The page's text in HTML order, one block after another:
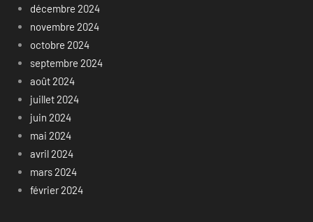
décembre 2024
novembre 2024
octobre 2024
septembre 2024
août 2024
juillet 2024
juin 2024
mai 2024
avril 2024
mars 2024
février 2024